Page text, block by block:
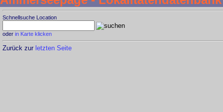
Schnellsuche Location
oder in Karte klicken
Zurück zur letzten Seite